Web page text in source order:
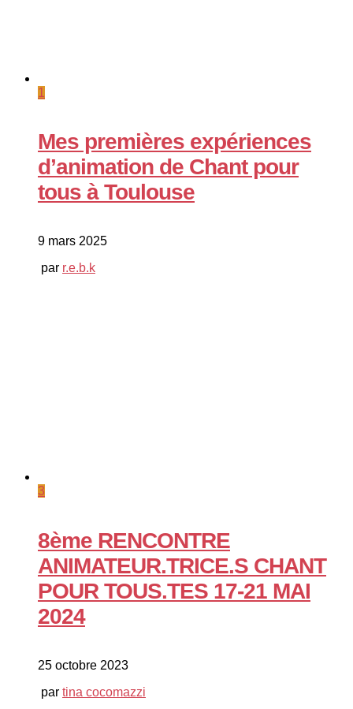
1
Mes premières expériences
d’animation de Chant pour
tous à Toulouse
9 mars 2025
par r.e.b.k
3
8ème RENCONTRE
ANIMATEUR.TRICE.S CHANT
POUR TOUS.TES 17-21 MAI
2024
25 octobre 2023
par tina cocomazzi